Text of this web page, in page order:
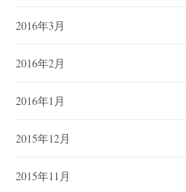
2016年3月
2016年2月
2016年1月
2015年12月
2015年11月